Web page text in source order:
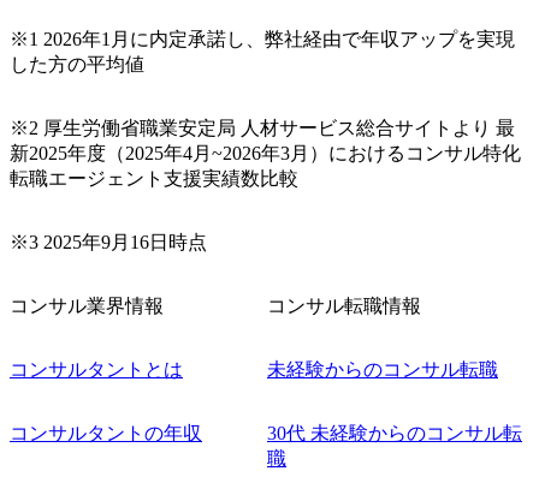
※1 2026年1月に内定承諾し、弊社経由で年収アップを実現
した方の平均値
※2 厚生労働省職業安定局 人材サービス総合サイトより 最
新2025年度（2025年4月~2026年3月）におけるコンサル特化
転職エージェント支援実績数比較
※3 2025年9月16日時点
コンサル業界情報
コンサルタントとは
コンサルタントの年収
コンサル転職情報
未経験からのコンサル転職
30代 未経験からのコンサル転
職